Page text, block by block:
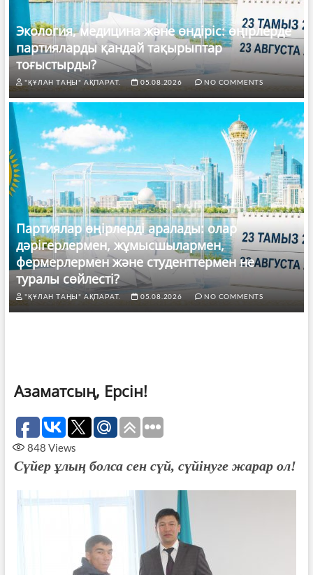
Экология, медицина және өндіріс: өңірлерде
партияларды қандай тақырыптар
тоғыстырды?
"ҚҰЛАН ТАҢЫ" АҚПАРАТ. 05.08.2026 NO COMMENTS
Партиялар өңірлерді аралады: олар
дәрігерлермен, жұмысшылармен,
фермерлермен және студенттермен не
туралы сөйлесті?
"ҚҰЛАН ТАҢЫ" АҚПАРАТ. 05.08.2026 NO COMMENTS
Азаматсың, Ерсін!
848 Views
Сүйер ұлың болса сен сүй, сүйінуге жарар ол!